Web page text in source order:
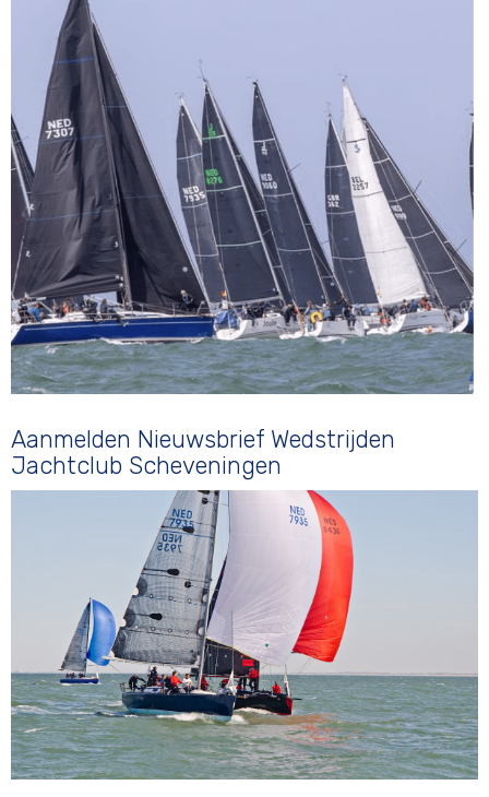
Aanmelden Nieuwsbrief Wedstrijden
Jachtclub Scheveningen